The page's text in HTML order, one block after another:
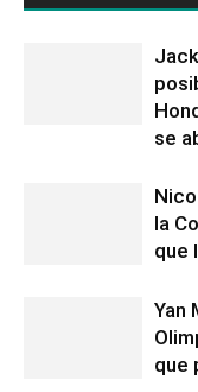
se
la
que
Yan
que